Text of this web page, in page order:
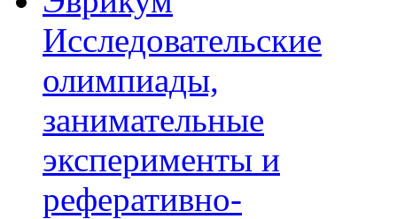
Исследовательские
олимпиады,
занимательные
эксперименты и
реферативно-